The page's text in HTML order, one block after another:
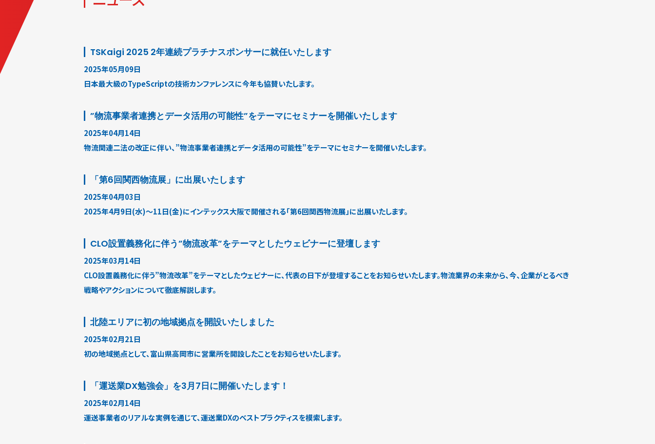
TSKaigi 2025 2年連続プラチナスポンサーに就任いたします
2025年05月09日
日本最大級のTypeScriptの技術カンファレンスに今年も協賛いたします。
”物流事業者連携とデータ活用の可能性”をテーマにセミナーを開催いたします
2025年04月14日
物流関連二法の改正に伴い、”物流事業者連携とデータ活用の可能性”をテーマにセミナーを開催いたします。
「第6回関西物流展」に出展いたします
2025年04月03日
2025年4月9日(水)〜11日(金)にインテックス大阪で開催される「第6回関西物流展」に出展いたします。
CLO設置義務化に伴う”物流改革”をテーマとしたウェビナーに登壇します
2025年03月14日
CLO設置義務化に伴う”物流改革”をテーマとしたウェビナーに、代表の日下が登壇することをお知らせいたします。物流業界の未来から、今、企業がとるべき
戦略やアクションについて徹底解説します。
北陸エリアに初の地域拠点を開設いたしました
2025年02月21日
初の地域拠点として、富山県高岡市に営業所を開設したことをお知らせいたします。
「運送業DX勉強会」を3月7日に開催いたします！
2025年02月14日
運送事業者のリアルな実例を通じて、運送業DXのベストプラクティスを模索します。